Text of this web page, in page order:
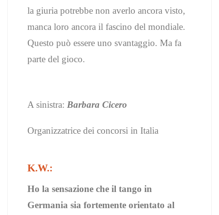
la giuria potrebbe non averlo ancora visto,
manca loro ancora il fascino del mondiale.
Questo può essere uno svantaggio. Ma fa
parte del gioco.
A sinistra: Barbara Cicero
Organizzatrice dei concorsi in Italia
K.W.:
Ho la sensazione che il tango in
Germania sia fortemente orientato al